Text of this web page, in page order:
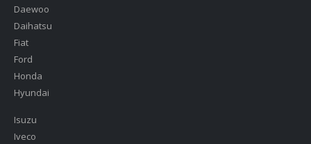
Daewoo
Daihatsu
Fiat
Ford
Honda
Hyundai
Isuzu
Iveco